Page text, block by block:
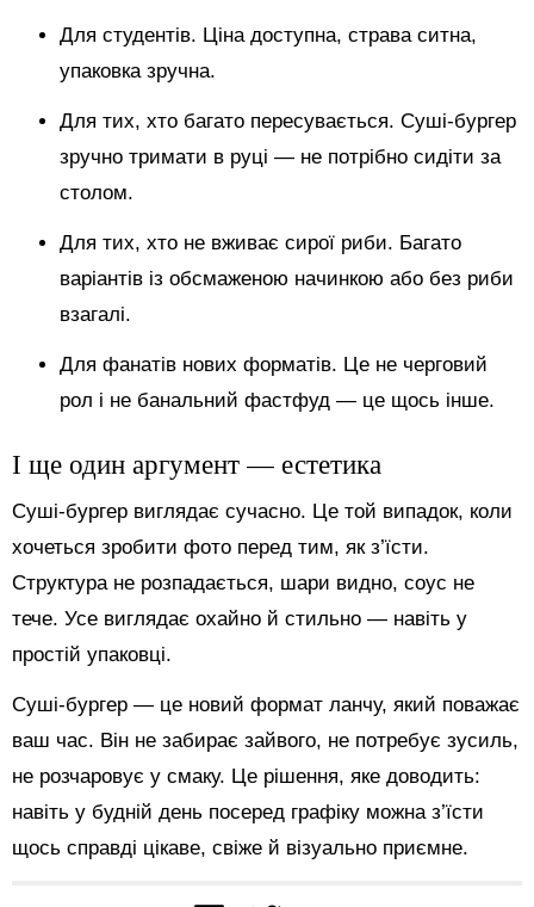
Для студентів. Ціна доступна, страва ситна,
упаковка зручна.
Для тих, хто багато пересувається. Суші-бургер
зручно тримати в руці — не потрібно сидіти за
столом.
Для тих, хто не вживає сирої риби. Багато
варіантів із обсмаженою начинкою або без риби
взагалі.
Для фанатів нових форматів. Це не черговий
рол і не банальний фастфуд — це щось інше.
І ще один аргумент — естетика
Суші-бургер виглядає сучасно. Це той випадок, коли
хочеться зробити фото перед тим, як з’їсти.
Структура не розпадається, шари видно, соус не
тече. Усе виглядає охайно й стильно — навіть у
простій упаковці.
Суші-бургер — це новий формат ланчу, який поважає
ваш час. Він не забирає зайвого, не потребує зусиль,
не розчаровує у смаку. Це рішення, яке доводить:
навіть у будній день посеред графіку можна з’їсти
щось справді цікаве, свіже й візуально приємне.